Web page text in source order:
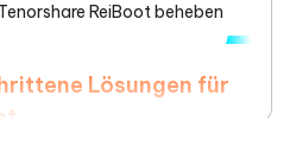
ReiBoot beheben
Lösungen für